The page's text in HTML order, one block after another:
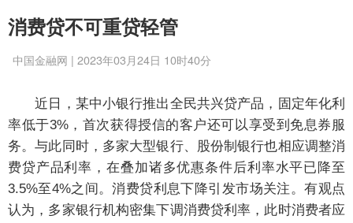
消费贷不可重贷轻管
中国金融网 | 2023年03月24日 10时40分
近日，某中小银行推出全民共兴贷产品，固定年化利
率低于3%，首次获得授信的客户还可以享受到免息券服
务。与此同时，多家大型银行、股份制银行也相应调整消
费贷产品利率，在叠加诸多优惠条件后利率水平已降至
3.5%至4%之间。消费贷利息下降引发市场关注。有观点
认为，多家银行机构密集下调消费贷利率，此时消费者应